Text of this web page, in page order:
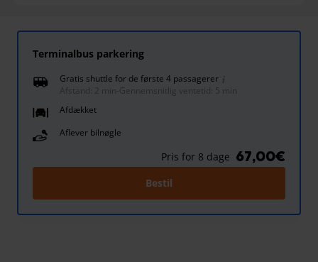
Terminalbus parkering
Gratis shuttle for de første 4 passagerer
Afstand: 2 min
Gennemsnitlig ventetid: 5 min
Afdækket
Aflever bilnøgle
Pris for 8 dage 67,00€
Bestil